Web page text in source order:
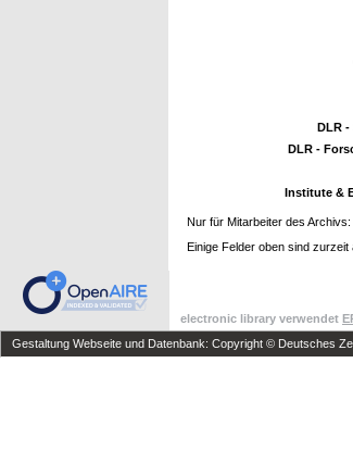
DLR
DLR -
Institute &
Nur für Mitarbeiter des Archivs:
Einige Felder oben sind zurzeit
electronic library verwendet
Gestaltung Webseite und Datenbank: Copyright © Deutsches